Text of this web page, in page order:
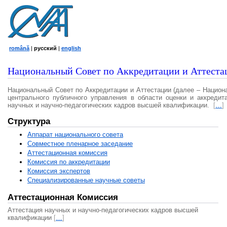
română | русский | english
Национальный Совет по Аккредитации и
Национальный Совет по Аккредитации и Аттестации (далее –
центрального публичного управления в области оценки и
научных и научно-педагогических кадров высшей квалификации.
[…]
Структура
Аппарат национального совета
Совместное пленарное заседание
Аттестационная комисcия
Комиссия по аккредитации
Комиссия экспертов
Специализированные научные советы
Аттестационная Комиссия
Аттестация научных и научно-педагогических кадров высшей
квалификации […]